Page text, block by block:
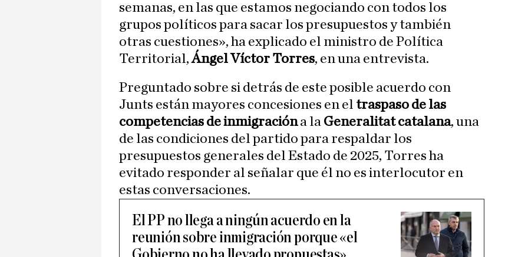
semanas, en las que estamos negociando con todos los
grupos políticos para sacar los presupuestos y también
otras cuestiones», ha explicado el ministro de Política
Territorial,Ángel Víctor Torres, en una entrevista.
Preguntado sobre si detrás de este posible acuerdo con
Junts están mayores concesiones en el traspaso de las
competencias de inmigracióna la Generalitat catalana, una
de las condiciones del partido para respaldar los
presupuestos generales del Estado de 2025, Torres ha
evitado responder al señalar que él no es interlocutor en
estas conversaciones.
El PP no llega a ningún acuerdo en la
reunión sobre inmigración porque «el